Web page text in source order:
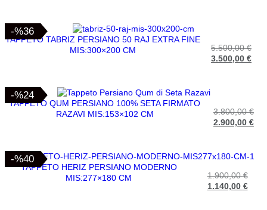
-%36
-%36
TAPPETO TABRIZ PERSIANO 50 RAJ EXTRA FINE
MIS:300×200 CM
5.500,00€
3.500,00€
-%24
-%24
TAPPETO QUM PERSIANO 100% SETA FIRMATO
RAZAVI MIS:153×102 CM
3.800,00€
2.900,00 €
-%40
-%40
TAPPETO HERIZ PERSIANO MODERNO
MIS:277×180 CM
1.900,00€
1.140,00 €